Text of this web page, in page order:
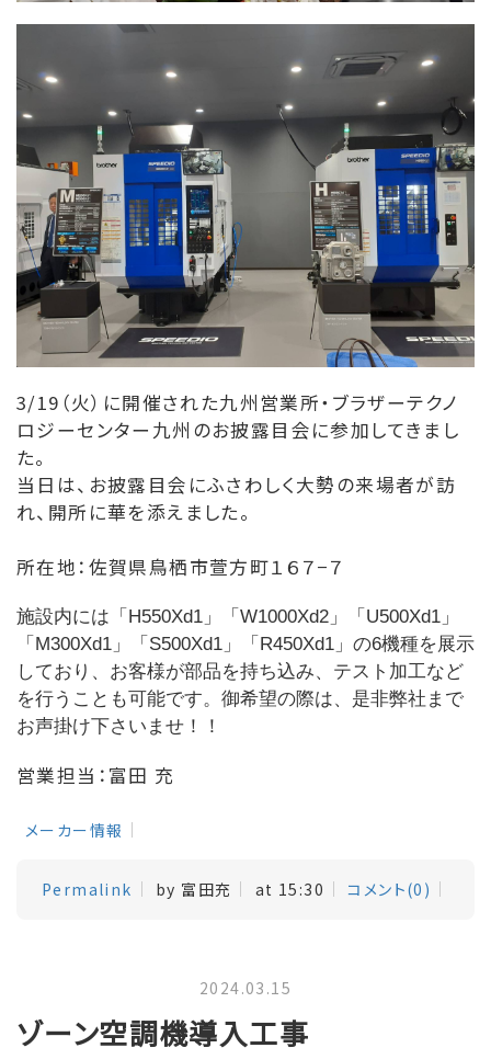
3/19（火）に開催された九州営業所・ブラザーテクノ
ロジーセンター九州のお披露目会に参加してきまし
た。
当日は、お披露目会にふさわしく大勢の来場者が訪
れ、開所に華を添えました。
所在地：佐賀県鳥栖市萱方町１６７−７
施設内には「H550Xd1」「W1000Xd2」「U500Xd1」
「M300Xd1」「S500Xd1」「R450Xd1」の6機種を展示
しており、お客様が部品を持ち込み、テスト加工など
を行うことも可能です。御希望の際は、是非弊社まで
お声掛け下さいませ！！
営業担当：富田 充
メーカー情報
Permalink by 富田充 at 15:30 コメント(0)
2024.03.15
ゾーン空調機導入工事